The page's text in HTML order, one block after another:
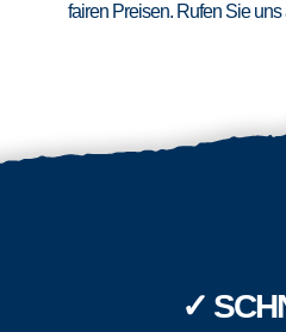
fairen Preisen. Rufen Sie
✓